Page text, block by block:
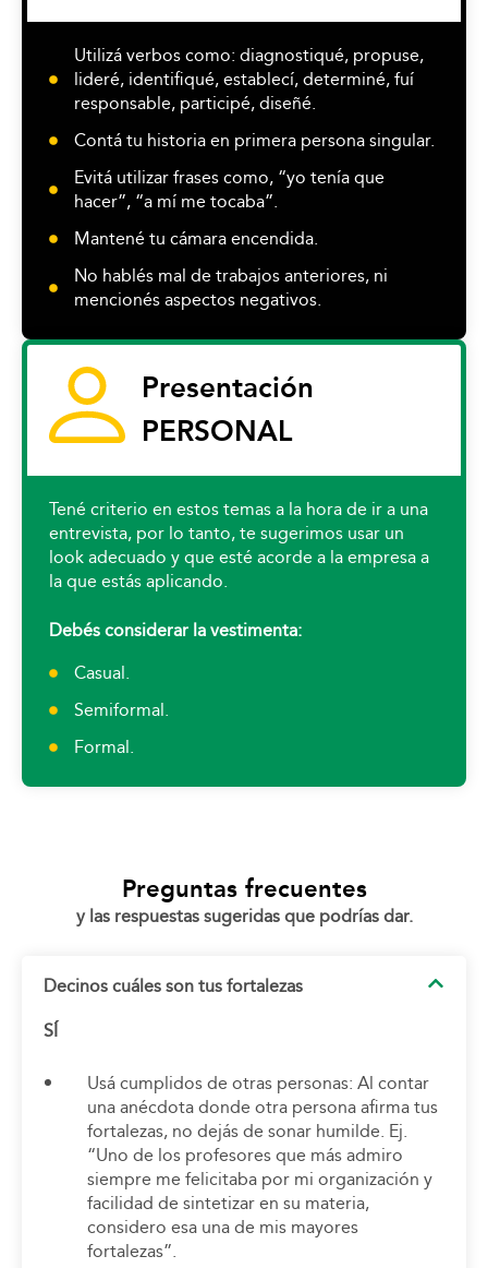
Utilizá verbos como: diagnostiqué, propuse,
lideré, identifiqué, establecí, determiné, fuí
responsable, participé, diseñé.
Contá tu historia en primera persona singular.
Evitá utilizar frases como, “yo tenía que
hacer”, “a mí me tocaba”.
Mantené tu cámara encendida.
No hablés mal de trabajos anteriores, ni
mencionés aspectos negativos.
Presentación
PERSONAL
Tené criterio en estos temas a la hora de ir a una
entrevista, por lo tanto, te sugerimos usar un
look adecuado y que esté acorde a la empresa a
la que estás aplicando.
Debés considerar la vestimenta:
Casual.
Semiformal.
Formal.
Preguntas frecuentes
y las respuestas sugeridas que podrías dar.
Decinos cuáles son tus fortalezas
SÍ
Usá cumplidos de otras personas: Al contar
una anécdota donde otra persona afirma tus
fortalezas, no dejás de sonar humilde. Ej.
“Uno de los profesores que más admiro
siempre me felicitaba por mi organización y
facilidad de sintetizar en su materia,
considero esa una de mis mayores
fortalezas”.